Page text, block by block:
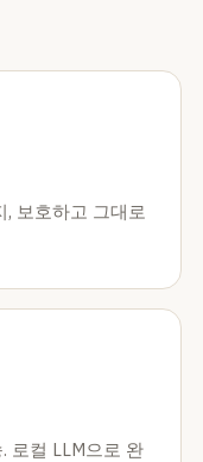
, 보호하고 그대로
로컬 LLM으로 완